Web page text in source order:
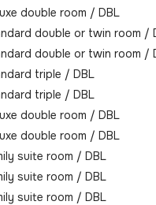
double room / DBL
double or twin room /
double or twin room /
triple / DBL
triple / DBL
double room / DBL
double room / DBL
suite room / DBL
suite room / DBL
suite room / DBL